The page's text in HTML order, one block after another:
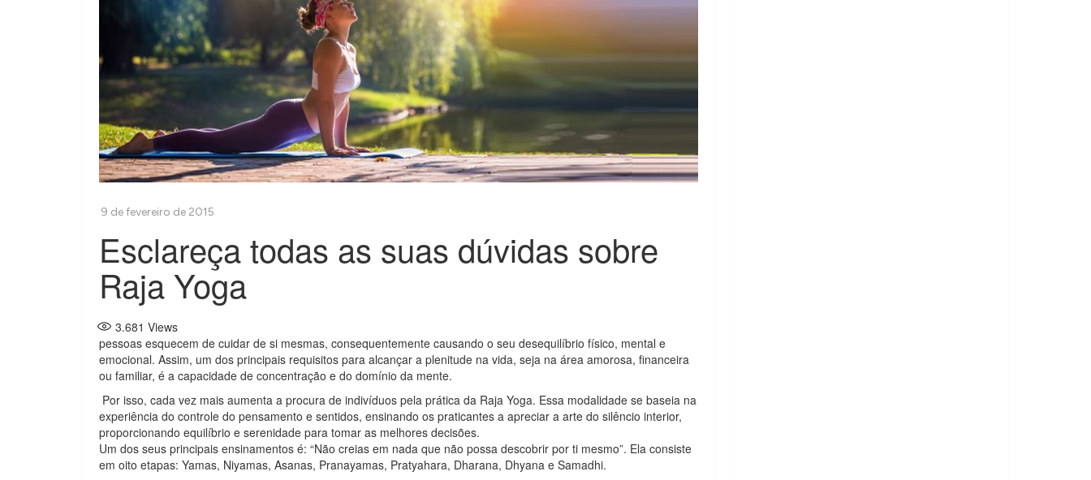
Esclareça todas as suas dúvidas sobre
Raja Yoga
3.681 Views
pessoas esquecem de cuidar de si mesmas, consequentemente causando o seu desequilíbrio físico, mental e
emocional. Assim, um dos principais requisitos para alcançar a plenitude na vida, seja na área amorosa, financeira
ou familiar, é a capacidade de concentração e do domínio da mente.
Por isso, cada vez mais aumenta a procura de indivíduos pela prática da Raja Yoga. Essa modalidade se baseia na
experiência do controle do pensamento e sentidos, ensinando os praticantes a apreciar a arte do silêncio interior,
proporcionando equilíbrio e serenidade para tomar as melhores decisões.
Um dos seus principais ensinamentos é: “Não creias em nada que não possa descobrir por ti mesmo”. Ela consiste
em oito etapas: Yamas, Niyamas, Asanas, Pranayamas, Pratyahara, Dharana, Dhyana e Samadhi.